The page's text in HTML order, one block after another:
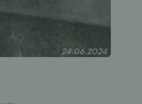
24.06.2024